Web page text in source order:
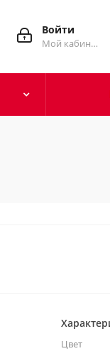
Войти
Мой кабинет
Цвет